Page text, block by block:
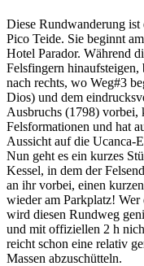
Diese Rundwanderung
Pico Teide. Sie beginnt
Hotel Parador. Während
Felsfingern
nach rechts, wo Weg#3
Dios) und dem
Ausbruchs (1798) vorbei,
Felsformationen und hat
Aussicht auf die Ucanca-
Nun geht es ein kurzes
Kessel, in dem der
an ihr vorbei, einen
wieder am Parkplatz!
wird diesen Rundweg
und mit offiziellen 2 h
reicht schon eine relativ
Massen abzuschütteln.